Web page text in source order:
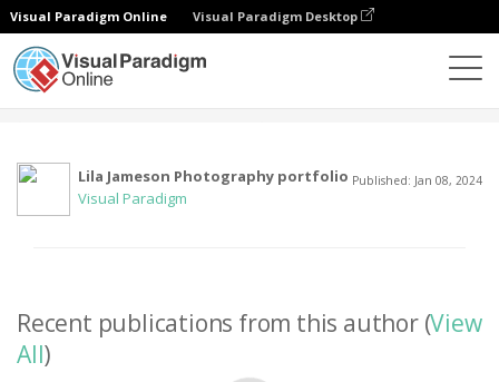
Visual Paradigm Online Visual Paradigm Desktop
Lila Jameson Photography portfolio
Visual Paradigm
Published: Jan 08, 2024
Recent publications from this author (View
All)